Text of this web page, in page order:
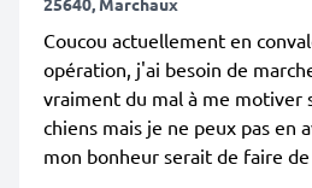
Coucou actuellement en
opération, j'ai besoin de
vraiment du mal à me motiver
chiens mais je ne peux pas en
mon bonheur serait de faire